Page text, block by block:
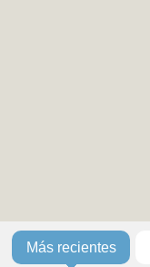
Más recientes